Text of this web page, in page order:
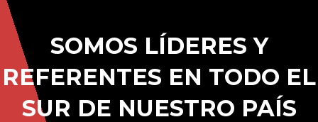
SOMOS LÍDERES Y
REFERENTES EN TODO EL
SUR DE NUESTRO PAÍS